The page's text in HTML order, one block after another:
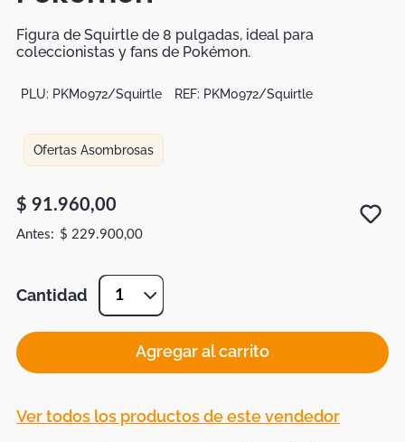
Figura de Squirtle de 8 pulgadas, ideal para
coleccionistas y fans de Pokémon.
PLU: PKM0972/Squirtle REF: PKM0972/Squirtle
Ofertas Asombrosas
$ 91.960,00
$ 229.900,00
Cantidad 1
Agregar al carrito
Ver todos los productos de este vendedor